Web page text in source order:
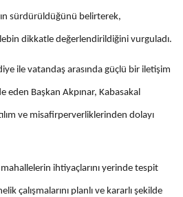
sürdürüldüğünü belirterek,
dikkatle değerlendirildiğini vurguladı.
ile vatandaş arasında güçlü bir iletişim
Başkan Akpınar, Kabasakal
ve misafirperverliklerinden dolayı
ihtiyaçlarını yerinde tespit
çalışmalarını planlı ve kararlı şekilde